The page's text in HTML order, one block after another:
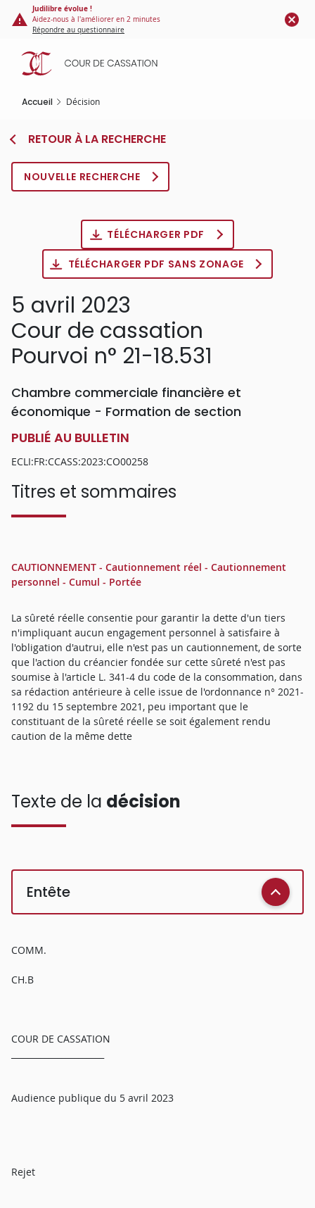
Panneau de gestion des cookies
contenu
principal
Judilibre évolue !
Aidez-nous à l'améliorer en 2 minutes
Répondre au questionnaire
Accueil Décision
RETOUR À LA RECHERCHE
NOUVELLE RECHERCHE
TÉLÉCHARGER PDF
TÉLÉCHARGER PDF SANS ZONAGE
5 avril 2023
Cour de cassation
Pourvoi n° 21-18.531
Chambre commerciale financière et
économique - Formation de section
PUBLIÉ AU BULLETIN
ECLI:FR:CCASS:2023:CO00258
Titres et sommaires
CAUTIONNEMENT - Cautionnement réel - Cautionnement
personnel - Cumul - Portée
La sûreté réelle consentie pour garantir la dette d'un tiers
n'impliquant aucun engagement personnel à satisfaire à
l'obligation d'autrui, elle n'est pas un cautionnement, de sorte
que l'action du créancier fondée sur cette sûreté n'est pas
soumise à l'article L. 341-4 du code de la consommation, dans
sa rédaction antérieure à celle issue de l'ordonnance n° 2021-
1192 du 15 septembre 2021, peu important que le
constituant de la sûreté réelle se soit également rendu
caution de la même dette
Texte de la décision
Entête
COMM.
CH.B
COUR DE CASSATION
Audience publique du 5 avril 2023
Rejet